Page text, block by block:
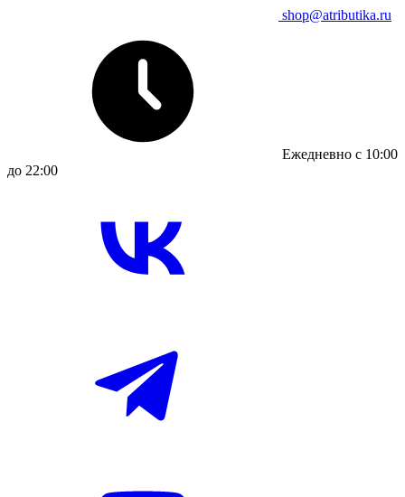
shop@atributika.ru
Ежедневно с 10:00
до 22:00